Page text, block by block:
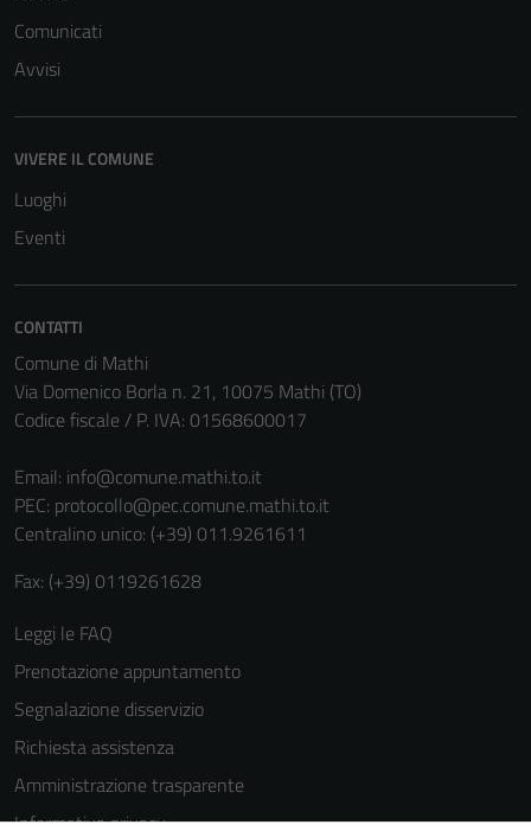
Comunicati
Avvisi
VIVERE IL COMUNE
Luoghi
Eventi
CONTATTI
Comune di Mathi
Via Domenico Borla n. 21, 10075 Mathi (TO)
Codice fiscale / P. IVA: 01568600017
Email: info@comune.mathi.to.it
PEC: protocollo@pec.comune.mathi.to.it
Centralino unico: (+39) 011.9261611
Fax: (+39) 0119261628
Leggi le FAQ
Prenotazione appuntamento
Segnalazione disservizio
Richiesta assistenza
Amministrazione trasparente
Informativa privacy
funzionamento
non raccolgono